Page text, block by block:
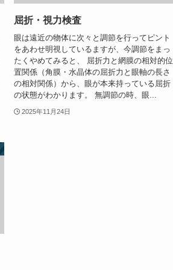
屈折・視力検査
眼は遠近の物体に次々と調節を行ってピント
をあわせ明視しているますが、今調節をまっ
たくやめてみると、 屈折力と網膜の相対的位
置関係（角膜・水晶体の屈折力と眼軸の長さ
の相対関係）から、眼が本来持っている屈折
の状態がわかります。 無調節の時、眼...
2025年11月24日